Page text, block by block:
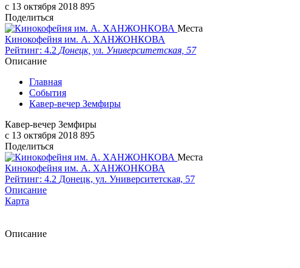
c 13 октября 2018 895
Поделиться
Места
Кинокофейня им. А. ХАНЖОНКОВА
Рейтинг: 4.2 Донецк, ул. Университетская, 57
Описание
Главная
События
Кавер-вечер Земфиры
Кавер-вечер Земфиры
c 13 октября 2018 895
Поделиться
Места
Кинокофейня им. А. ХАНЖОНКОВА
Рейтинг: 4.2 Донецк, ул. Университетская, 57
Описание
Карта
Описание